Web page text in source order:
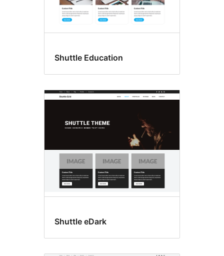
Shuttle Education
Shuttle eDark